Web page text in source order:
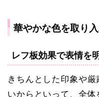
華やかな色を取り
レフ板効果で表情を
きちんとした印象や
いからといって、全